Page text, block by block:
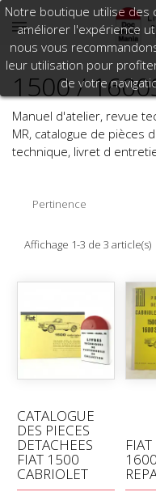

Notre boutique utilise des
améliorer l'expérience
nous vous
leur utilisation pour
de votre
1500 /
Manuel d'atelier, revue
MR, catalogue de pièces
technique, livret d
Pertinence
Affichage 1-3 de 3 article(s)
CATALOGUE
DES PIECES
DETACHEES
FIAT 1500
CABRIOLET